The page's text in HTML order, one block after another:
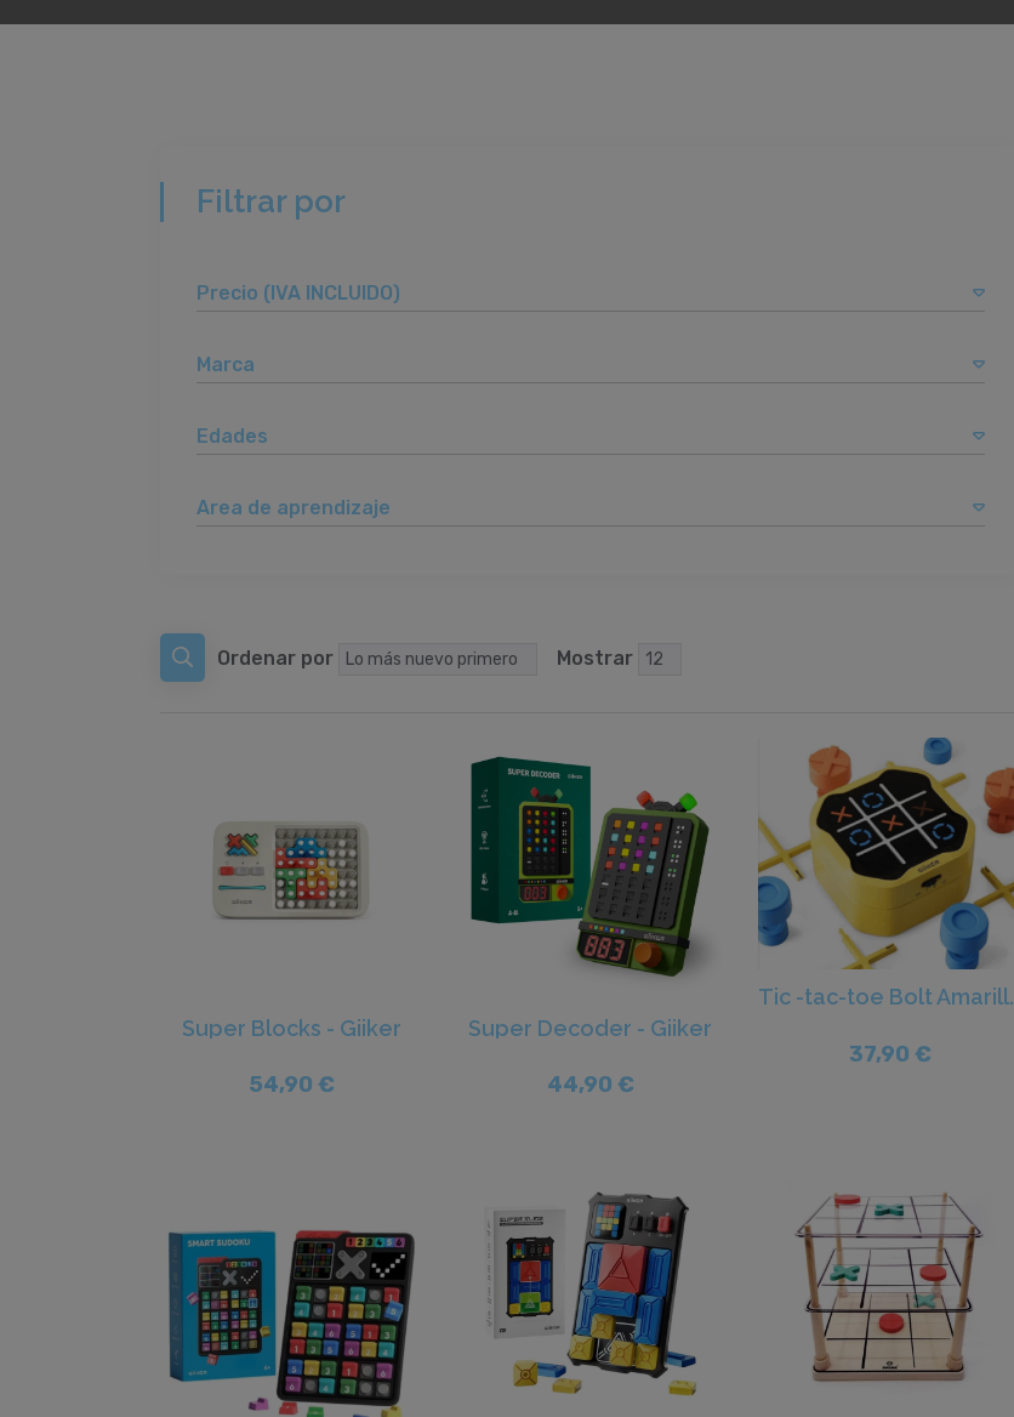
Filtrar por
Precio (IVA INCLUIDO)
Marca
Edades
Area de aprendizaje
Ordenar por Mostrar
Super Blocks - Giiker
54,90 €
Super Decoder - Giiker
44,90 €
Tic -
37,90 €